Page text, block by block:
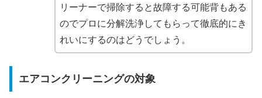
リーナーで掃除すると故障する可能背もある
のでプロに分解洗浄してもらって徹底的にき
れいにするのはどうでしょう。
エアコンクリーニングの対象